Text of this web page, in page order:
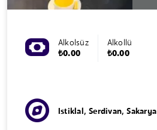
Alkolsüz
₺0.00
Alkollü
₺0.00
Istiklal, Serdivan, Sakarya